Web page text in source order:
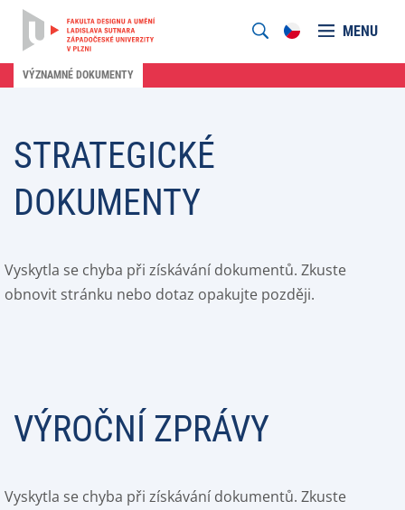
MENU
VÝZNAMNÉ DOKUMENTY
STRATEGICKÉ
DOKUMENTY
Vyskytla se chyba při získávání dokumentů. Zkuste
obnovit stránku nebo dotaz opakujte později.
VÝROČNÍ ZPRÁVY
Vyskytla se chyba při získávání dokumentů. Zkuste